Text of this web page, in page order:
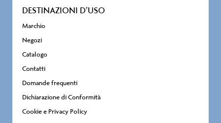
DESTINAZIONI D’USO
Marchio
Negozi
Catalogo
Contatti
Domande frequenti
Dichiarazione di Conformità
Cookie e Privacy Policy